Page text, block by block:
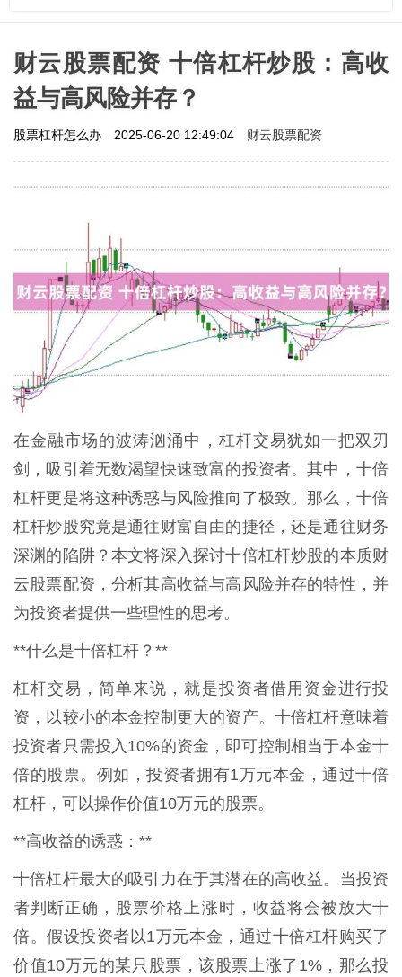
财云股票配资 十倍杠杆炒股：高收
益与高风险并存？
股票杠杆怎么办 2025-06-20 12:49:04 财云股票配资
在金融市场的波涛汹涌中，杠杆交易犹如一把双刃
剑，吸引着无数渴望快速致富的投资者。其中，十倍
杠杆更是将这种诱惑与风险推向了极致。那么，十倍
杠杆炒股究竟是通往财富自由的捷径，还是通往财务
深渊的陷阱？本文将深入探讨十倍杠杆炒股的本质财
云股票配资，分析其高收益与高风险并存的特性，并
为投资者提供一些理性的思考。
**什么是十倍杠杆？**
杠杆交易，简单来说，就是投资者借用资金进行投
资，以较小的本金控制更大的资产。十倍杠杆意味着
投资者只需投入10%的资金，即可控制相当于本金十
倍的股票。例如，投资者拥有1万元本金，通过十倍
杠杆，可以操作价值10万元的股票。
**高收益的诱惑：**
十倍杠杆最大的吸引力在于其潜在的高收益。当投资
者判断正确，股票价格上涨时，收益将会被放大十
倍。假设投资者以1万元本金，通过十倍杠杆购买了
价值10万元的某只股票，该股票上涨了1%，那么投